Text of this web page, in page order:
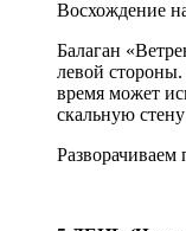
Восхождение
Балаган
левой стороны.
время может
скальную
Разворачиваем